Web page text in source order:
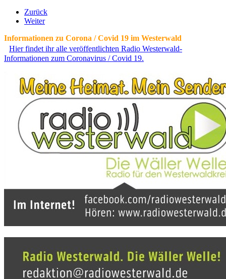
Zurück
Weiter
Informationen zu Corona / Covid 19 im Westerwald
Hier findet ihr alle veröffentlichten Radio Westerwald-
Informationen zum Coronavirus / Covid 19.